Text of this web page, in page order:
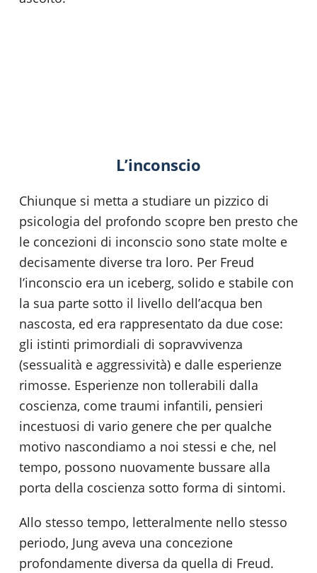
L’inconscio
Chiunque si metta a studiare un pizzico di
psicologia del profondo scopre ben presto che
le concezioni di inconscio sono state molte e
decisamente diverse tra loro. Per Freud
l’inconscio era un iceberg, solido e stabile con
la sua parte sotto il livello dell’acqua ben
nascosta, ed era rappresentato da due cose:
gli istinti primordiali di sopravvivenza
(sessualità e aggressività) e dalle esperienze
rimosse. Esperienze non tollerabili dalla
coscienza, come traumi infantili, pensieri
incestuosi di vario genere che per qualche
motivo nascondiamo a noi stessi e che, nel
tempo, possono nuovamente bussare alla
porta della coscienza sotto forma di sintomi.
Allo stesso tempo, letteralmente nello stesso
periodo, Jung aveva una concezione
profondamente diversa da quella di Freud.